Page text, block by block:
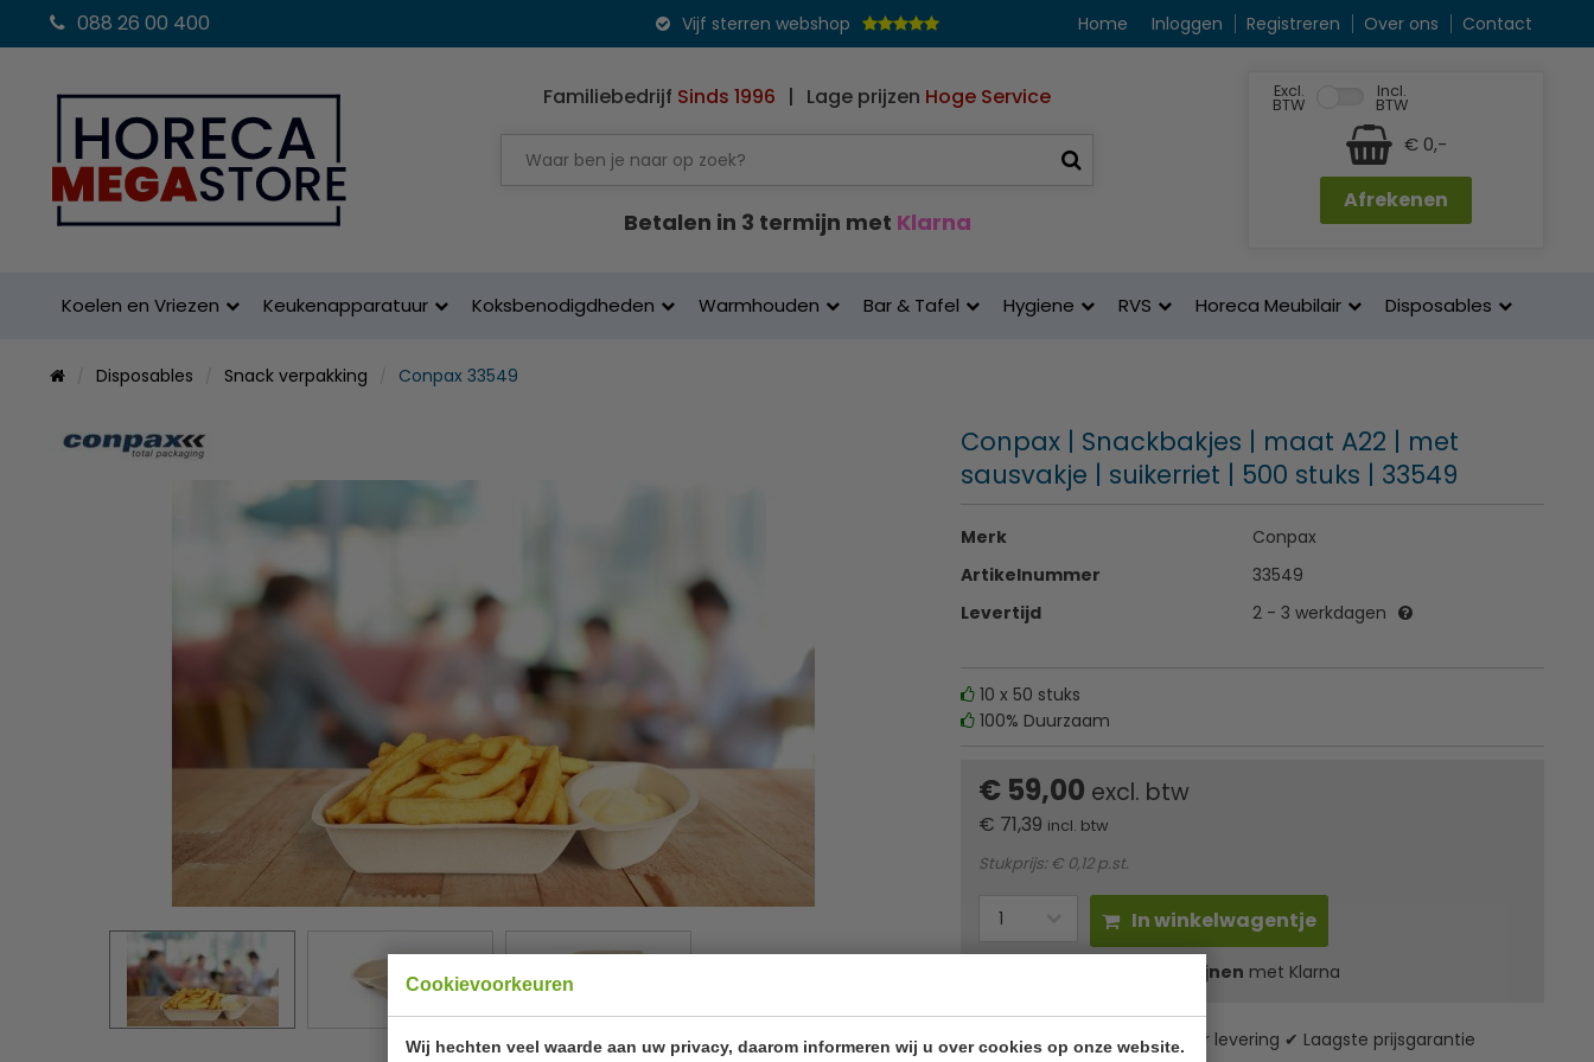
Cookievoorkeuren
Wij hechten veel waarde aan uw privacy, daarom informeren wij u over cookies op onze website.
088 26 00 400 Vijf sterren webshop Home Inloggen Registreren Over ons Contact
Familiebedrijf Sinds 1996 | Lage prijzen Hoge Service
Betalen in 3 termijn met Klarna
Excl.
BTW
Incl.
BTW
€ 0,-
Afrekenen
Koelen en Vriezen Keukenapparatuur Koksbenodigdheden Warmhouden Bar & Tafel Hygiene RVS Horeca Meubilair Disposables
Disposables Snack verpakking Conpax 33549
Conpax | Snackbakjes | maat A22 | met
sausvakje | suikerriet | 500 stuks | 33549
Merk
Conpax
Artikelnummer
33549
Levertijd
2 - 3 werkdagen
10 x 50 stuks
100% Duurzaam
€ 59,00 excl. btw
€ 71,39 incl. btw
Stukprijs: € 0,12 p.st.
In winkelwagentje
in 3 termijnen met Klarna
✔ Gratis verzending* ✔ 24 uur levering ✔ Laagste prijsgarantie